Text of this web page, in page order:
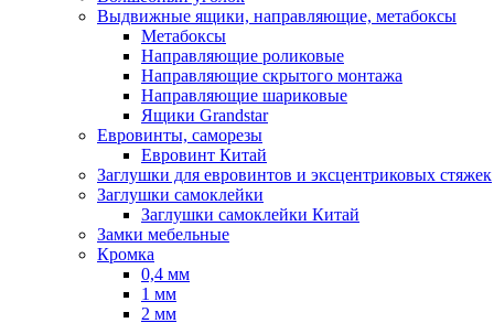
Выдвижные ящики, направляющие, метабоксы
Метабоксы
Направляющие роликовые
Направляющие скрытого монтажа
Направляющие шариковые
Ящики Grandstar
Евровинты, саморезы
Евровинт Китай
Заглушки для евровинтов и эксцентриковых стяжек
Заглушки самоклейки
Заглушки самоклейки Китай
Замки мебельные
Кромка
0,4 мм
1 мм
2 мм